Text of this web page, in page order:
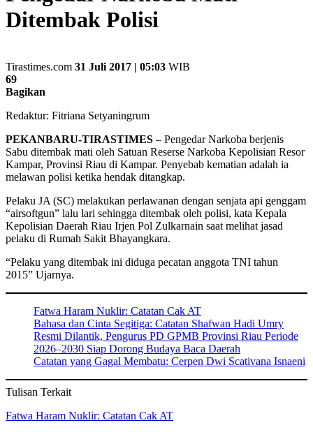
Ditembak Polisi
Tirastimes.com 31 Juli 2017 | 05:03 WIB
69
Bagikan
Redaktur: Fitriana Setyaningrum
PEKANBARU-TIRASTIMES – Pengedar Narkoba berjenis
Sabu ditembak mati oleh Satuan Reserse Narkoba Kepolisian Resor
Kampar, Provinsi Riau di Kampar. Penyebab kematian adalah ia
melawan polisi ketika hendak ditangkap.
Pelaku JA (SC) melakukan perlawanan dengan senjata api genggam
“airsoftgun” lalu lari sehingga ditembak oleh polisi, kata Kepala
Kepolisian Daerah Riau Irjen Pol Zulkarnain saat melihat jasad
pelaku di Rumah Sakit Bhayangkara.
“Pelaku yang ditembak ini diduga pecatan anggota TNI tahun
2015” Ujarnya.
Fatwa Haram Nuklir: Catatan Cak AT
Bahasa dan Cinta Segitiga: Catatan Shafwan Hadi Umry
Resmi Dilantik, Pengurus PD GPMB Provinsi Riau Periode
2026–2030 Siap Dorong Budaya Baca Daerah
Catatan yang Gagal Membatu: Cerpen Dwi Scativana Isnaeni
Tulisan Terkait
Fatwa Haram Nuklir: Catatan Cak AT